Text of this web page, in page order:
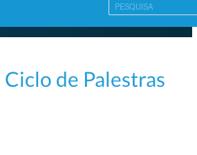
Ciclo de Palestras